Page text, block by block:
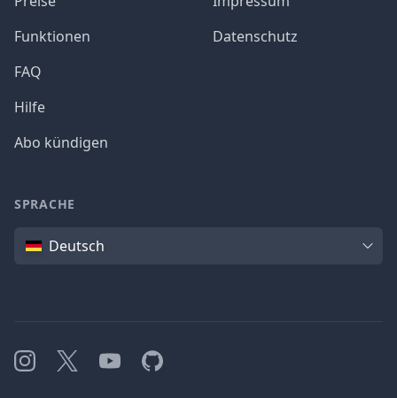
Funktionen
FAQ
Hilfe
Abo kündigen
Datenschutz
SPRACHE
SpracheDeutsch
Instagram
X YouTubeGitHub